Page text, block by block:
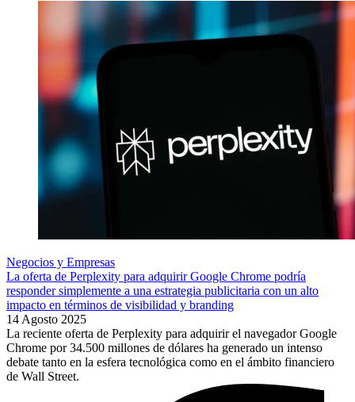
Negocios y Empresas
La oferta de Perplexity para adquirir Google Chrome podría
responder simplemente a una estrategia publicitaria con un alto
impacto en términos de visibilidad y branding
14 Agosto 2025
La reciente oferta de Perplexity para adquirir el navegador Google
Chrome por 34.500 millones de dólares ha generado un intenso
debate tanto en la esfera tecnológica como en el ámbito financiero
de Wall Street.